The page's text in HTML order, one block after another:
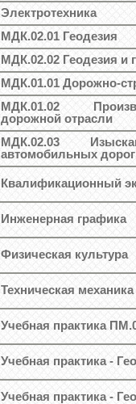
Электротехника
МДК.02.01 Геодезия
МДК.02.02 Геодезия и
МДК.01.01 Дорожно-
МДК.01.02
дорожной отрасли
МДК.02.03
автомобильных
Квалификационный
Инженерная графика
Физическая культура
Техническая механика
Учебная практика
Учебная практика -
Учебная практика -